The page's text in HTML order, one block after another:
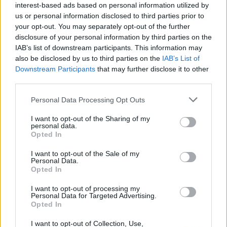
interest-based ads based on personal information utilized by
us or personal information disclosed to third parties prior to
your opt-out. You may separately opt-out of the further
disclosure of your personal information by third parties on the
IAB’s list of downstream participants. This information may
also be disclosed by us to third parties on the IAB’s List of
Downstream Participants that may further disclose it to other
Personal Data Processing Opt Outs
I want to opt-out of the Sharing of my
personal data.
Opted In
I want to opt-out of the Sale of my
Personal Data.
Opted In
I want to opt-out of processing my
Personal Data for Targeted Advertising.
Opted In
I want to opt-out of Collection, Use,
AVG
9
Odiseja
19:00
9
Obišči Vilo Čira-Čara
10:00
AVG Tačke na patrulji: Dino-film
AVG Minute za šah z Nejcem
Pretep v gostinskem lokalu v Velenju: 46-letnik
moškega udaril s steklenico in ga zabodel
(VIDEO) "Mislil sem, da je konec": Lastnik